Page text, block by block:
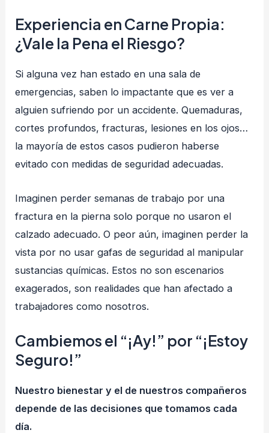
Experiencia en Carne Propia:
¿Vale la Pena el Riesgo?
Si alguna vez han estado en una sala de
emergencias, saben lo impactante que es ver a
alguien sufriendo por un accidente. Quemaduras,
cortes profundos, fracturas, lesiones en los ojos…
la mayoría de estos casos pudieron haberse
evitado con medidas de seguridad adecuadas.
Imaginen perder semanas de trabajo por una
fractura en la pierna solo porque no usaron el
calzado adecuado. O peor aún, imaginen perder la
vista por no usar gafas de seguridad al manipular
sustancias químicas. Estos no son escenarios
exagerados, son realidades que han afectado a
trabajadores como nosotros.
Cambiemos el “¡Ay!” por “¡Estoy
Seguro!”
Nuestro bienestar y el de nuestros compañeros
depende de las decisiones que tomamos cada
día.